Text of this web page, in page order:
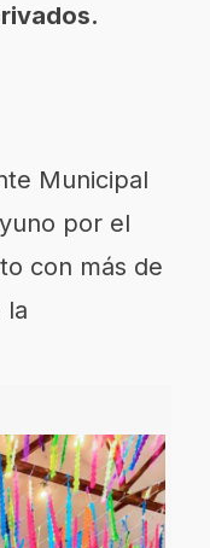
Municipal
por el
con más de
la